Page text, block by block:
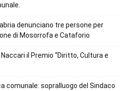
denunciano tre persone per
di Mosorrofa e Cataforio
Naccari il Premio “Diritto, Cultura e
comunale: sopralluogo del Sindaco